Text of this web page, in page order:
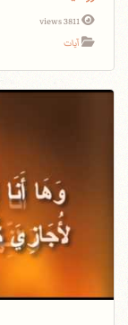
3811 views
آيات